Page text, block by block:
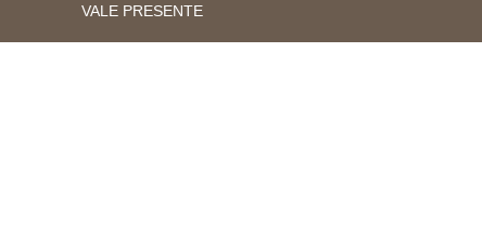
VALE PRESENTE